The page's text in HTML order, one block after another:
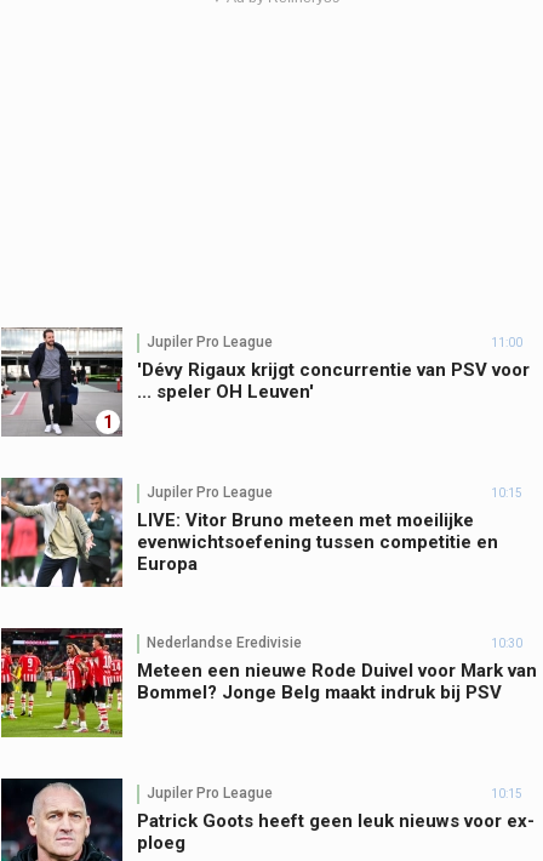
1
Jupiler Pro League 11:00
'Dévy Rigaux krijgt concurrentie van PSV voor
... speler OH Leuven'
Jupiler Pro League 10:15
LIVE: Vitor Bruno meteen met moeilijke
evenwichtsoefening tussen competitie en
Europa
Nederlandse Eredivisie 10:30
Meteen een nieuwe Rode Duivel voor Mark van
Bommel? Jonge Belg maakt indruk bij PSV
Jupiler Pro League 10:15
Patrick Goots heeft geen leuk nieuws voor ex-
ploeg